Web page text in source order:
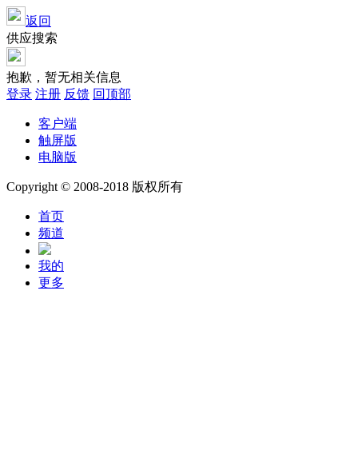
返回
供应搜索
抱歉，暂无相关信息
登录 注册 反馈 回顶部
客户端
触屏版
电脑版
Copyright © 2008-2018 版权所有
首页
频道
我的
更多